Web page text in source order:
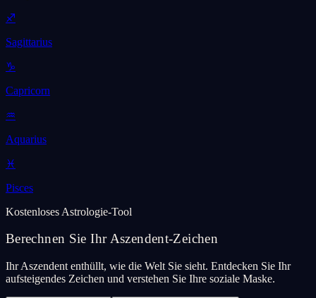
♐
Sagittarius
♑
Capricorn
♒
Aquarius
♓
Pisces
Kostenloses Astrologie-Tool
Berechnen Sie Ihr Aszendent-Zeichen
Ihr Aszendent enthüllt, wie die Welt Sie sieht. Entdecken Sie Ihr
aufsteigendes Zeichen und verstehen Sie Ihre soziale Maske.